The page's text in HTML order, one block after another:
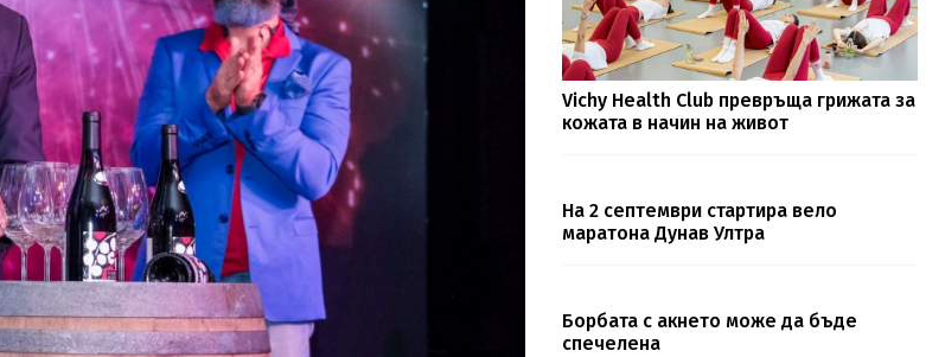
Vichy Health Club превръща грижата за
кожата в начин на живот
На 2 септември стартира вело
маратона Дунав Ултра
Борбата с акнето може да бъде
спечелена